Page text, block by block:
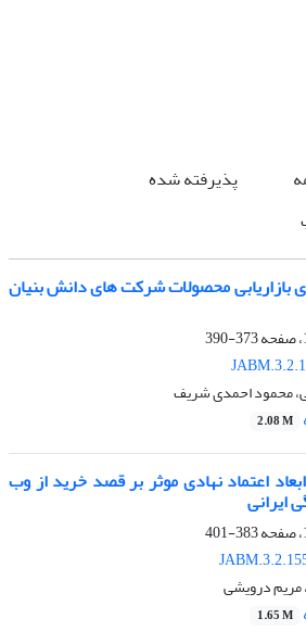
پذیرفته شده
بازاریابی محصولات شرکت های دانش بنیان
373-390
محمود احمدی شریف
2.08 M
اعتماد نهادی موثر بر قصد خرید از وب
ایرانی
383-401
مریم درویشی
1.65 M